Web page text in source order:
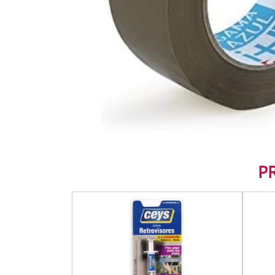
HOME TEXTILES
LIGHTING
PAINT AND
SMALL ELECTRIC